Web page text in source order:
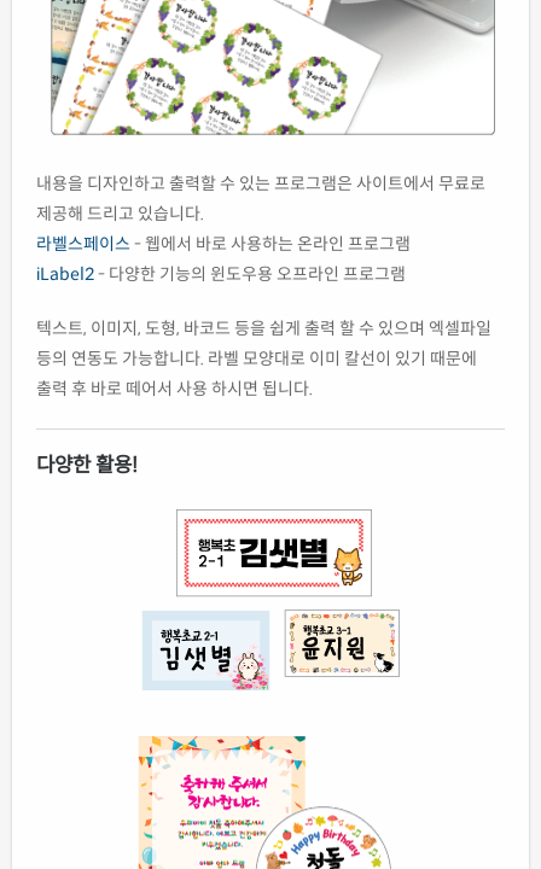
내용을 디자인하고 출력할 수 있는 프로그램은 사이트에서 무료로
제공해 드리고 있습니다.
라벨스페이스 - 웹에서 바로 사용하는 온라인 프로그램
iLabel2- 다양한 기능의 윈도우용 오프라인 프로그램
텍스트, 이미지, 도형, 바코드 등을 쉽게 출력 할 수 있으며 엑셀파일
등의 연동도 가능합니다. 라벨 모양대로 이미 칼선이 있기 때문에
출력 후 바로 떼어서 사용 하시면 됩니다.
다양한 활용!